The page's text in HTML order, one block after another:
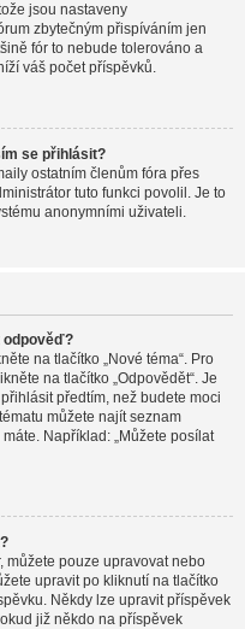
jsou nastaveny
zbytečným přispíváním jen
fór to nebude tolerováno a
váš počet příspěvků.
se přihlásit?
ostatním členům fóra přes
tuto funkci povolil. Je to
anonymními uživateli.
odpověď?
na tlačítko „Nové téma“. Pro
na tlačítko „Odpovědět“. Je
předtím, než budete moci
můžete najít seznam
Například: „Můžete posílat
můžete pouze upravovat nebo
upravit po kliknutí na tlačítko
Někdy lze upravit příspěvek
již někdo na příspěvek